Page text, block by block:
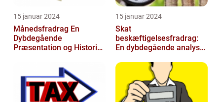
15 januar 2024
Månedsfradrag En
Dybdegående
Præsentation og Historisk
15 januar 2024
Skat
beskæftigelsesfradrag:
En dybdegående analyse
finansfolk